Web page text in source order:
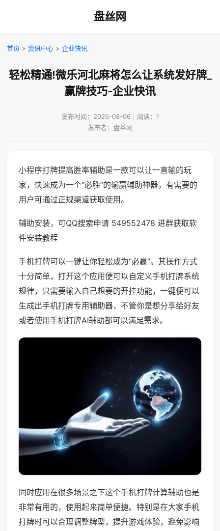
盘丝网
首页 > 资讯中心 > 企业快讯
轻松精通!微乐河北麻将怎么让系统发好牌_
赢牌技巧-企业快讯
发布时间：2026-08-06｜阅读：1
发布者：盘丝网
小程序打牌提高胜率辅助是一款可以让一直输的玩
家，快速成为一个“必胜”的输赢辅助神器，有需要的
用户可通过正规渠道获取使用。
辅助安装，可QQ搜索申请 549552478 进群获取软
件安装教程
手机打牌可以一键让你轻松成为“必赢”。其操作方式
十分简单，打开这个应用便可以自定义手机打牌系统
规律，只需要输入自己想要的开挂功能，一键便可以
生成出手机打牌专用辅助器，不管你是想分享给好友
或者使用手机打牌AI辅助都可以满足需求。
同时应用在很多场景之下这个手机打牌计算辅助也是
非常有用的，使用起来简单便捷。特别是在大家手机
打牌时可以合理调整牌型，提升游戏体验，避免影响